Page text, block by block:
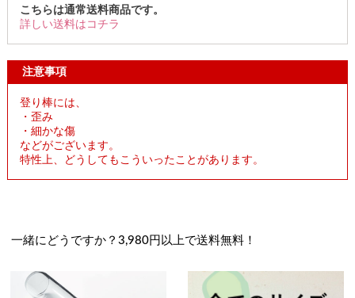
こちらは通常送料商品です。
詳しい送料はコチラ
注意事項
登り棒には、
・歪み
・細かな傷
などがございます。
特性上、どうしてもこういったことがあります。
一緒にどうですか？3,980円以上で送料無料！